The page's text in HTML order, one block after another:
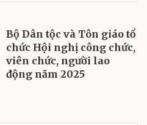
Bộ Dân tộc và Tôn giáo tổ
chức Hội nghị công chức,
viên chức, người lao
động năm 2025